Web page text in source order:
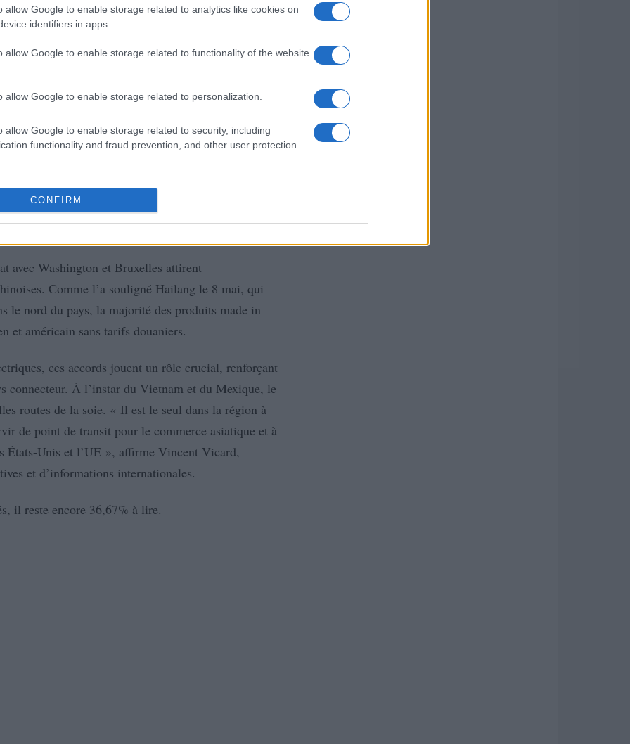
allow Google to enable storage related to analytics like cookies on
identifiers in apps.
allow Google to enable storage related to functionality of the website
allow Google to enable storage related to personalization.
allow Google to enable storage related to security, including
functionality and fraud prevention, and other user protection.
CONFIRM
avec Washington et Bruxelles attirent
Comme l’a souligné Hailang le 8 mai, qui
le nord du pays, la majorité des produits made in
et américain sans tarifs douaniers.
ces accords jouent un rôle crucial, renforçant
connecteur. À l’instar du Vietnam et du Mexique, le
routes de la soie. « Il est le seul dans la région à
de point de transit pour le commerce asiatique et à
États-Unis et l’UE », affirme Vincent Vicard,
et d’informations internationales.
il reste encore 36,67% à lire.